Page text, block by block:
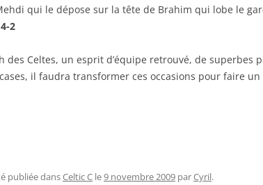
qui le dépose sur la tête de Brahim qui lobe le
4-2
des Celtes, un esprit d’équipe retrouvé, de superbes
il faudra transformer ces occasions pour faire
publiée dansCeltic C le9 novembre 2009 parCyril.